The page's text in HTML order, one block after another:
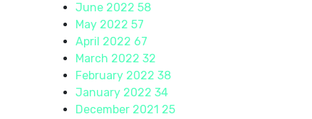
June 2022 58
May 2022 57
April 2022 67
March 2022 32
February 2022 38
January 2022 34
December 2021 25